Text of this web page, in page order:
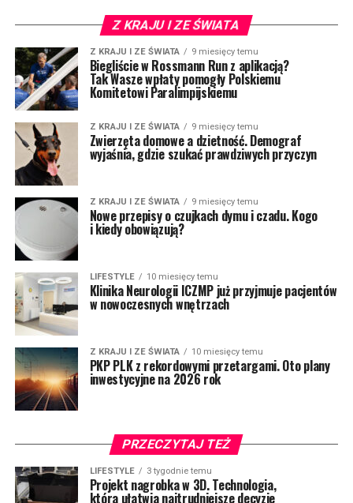
Z KRAJU I ZE ŚWIATA
Z KRAJU I ZE ŚWIATA 9 miesięcy temu
Biegliście w Rossmann Run z aplikacją?
Tak Wasze wpłaty pomogły Polskiemu
Komitetowi Paralimpijskiemu
Z KRAJU I ZE ŚWIATA 9 miesięcy temu
Zwierzęta domowe a dzietność. Demograf
wyjaśnia, gdzie szukać prawdziwych przyczyn
Z KRAJU I ZE ŚWIATA 9 miesięcy temu
Nowe przepisy o czujkach dymu i czadu. Kogo
i kiedy obowiązują?
LIFESTYLE 10 miesięcy temu
Klinika Neurologii ICZMP już przyjmuje pacjentów
w nowoczesnych wnętrzach
Z KRAJU I ZE ŚWIATA 10 miesięcy temu
PKP PLK z rekordowymi przetargami. Oto plany
inwestycyjne na 2026 rok
PRZECZYTAJ TEŻ
LIFESTYLE 3 tygodnie temu
Projekt nagrobka w 3D. Technologia,
która ułatwia najtrudniejsze decyzje